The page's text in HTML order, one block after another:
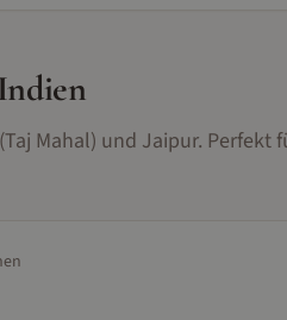
Mahal) und Jaipur.